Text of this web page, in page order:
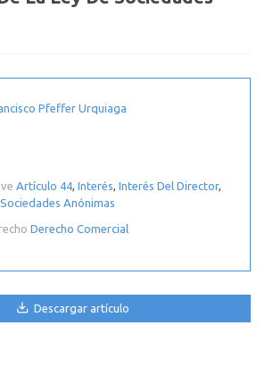
Pfeffer Urquiaga
Artículo 44, Interés Interés Del Director,
,Sociedades Anónimas
Derecho Comercial
Descargar artículo